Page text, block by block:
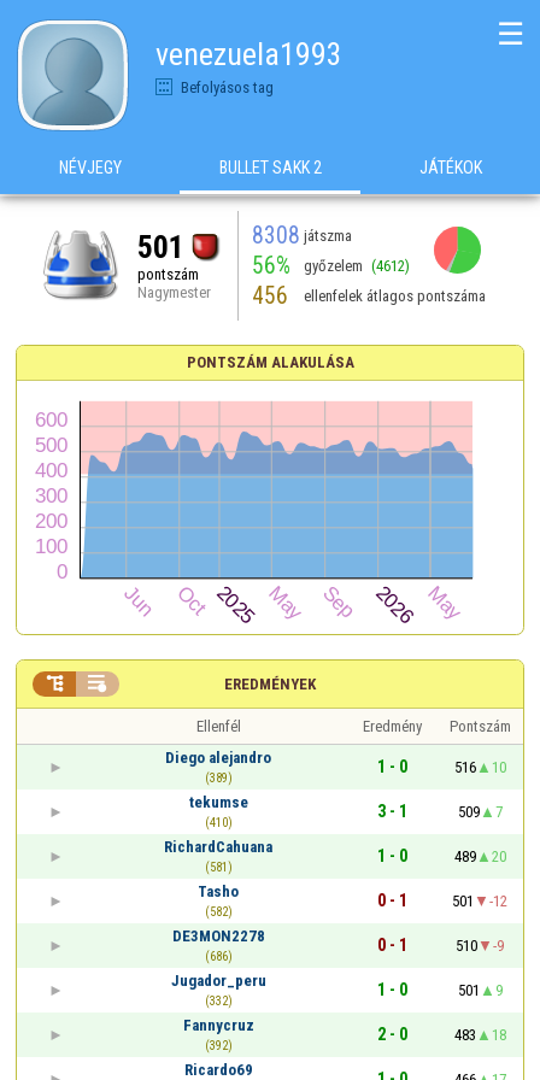
venezuela1993
Befolyásos tag
☰
NÉVJEGY BULLET SAKK 2 JÁTÉKOK
501
pontszám
Nagymester
8308 játszma
56% győzelem (4612)
456 ellenfelek átlagos pontszáma
PONTSZÁM ALAKULÁSA
EREDMÉNYEK
 
Ellenfél Eredmény
Pontszám
Diego alejandro
(389)
1 - 0 516
10
tekumse
(410)
3 - 1 509
7
RichardCahuana
(581)
1 - 0 489
20
Tasho
(582)
0 - 1 501
-12
DE3MON2278
(686)
0 - 1 510
-9
Jugador_peru
(332)
1 - 0 501
9
Fannycruz
(392)
2 - 0 483
18
Ricardo69